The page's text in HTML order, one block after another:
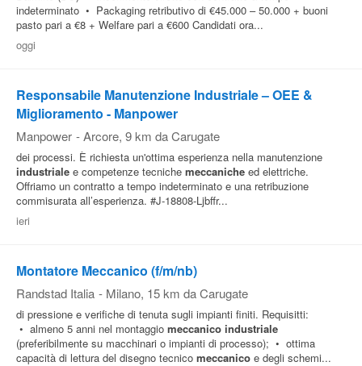
indeterminato • Packaging retributivo di €45.000 – 50.000 + buoni
pasto pari a €8 + Welfare pari a €600 Candidati ora...
oggi
Responsabile Manutenzione Industriale – OEE &
Miglioramento - Manpower
Manpower - Arcore, 9 km da Carugate
dei processi. È richiesta un'ottima esperienza nella manutenzione
industriale e competenze tecniche meccaniche ed elettriche.
Offriamo un contratto a tempo indeterminato e una retribuzione
commisurata all’esperienza. #J-18808-Ljbffr...
ieri
Montatore Meccanico (f/m/nb)
Randstad Italia - Milano, 15 km da Carugate
di pressione e verifiche di tenuta sugli impianti finiti. Requisitti:
• almeno 5 anni nel montaggio meccanico industriale
(preferibilmente su macchinari o impianti di processo); • ottima
capacità di lettura del disegno tecnico meccanico e degli schemi...